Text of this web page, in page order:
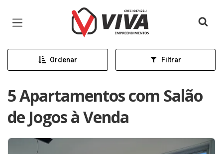
Página inicial
Ordenar Filtrar
5 Apartamentos com Salão
de Jogos à Venda